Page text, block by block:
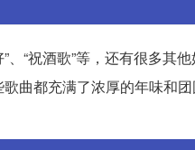
、“祝酒歌”等，还有很多其
歌曲都充满了浓厚的年味